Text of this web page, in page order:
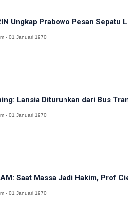
Ungkap Prabowo Pesan Sepatu
- 01 Januari 1970
Lansia Diturunkan dari Bus
- 01 Januari 1970
Saat Massa Jadi Hakim, Prof
- 01 Januari 1970